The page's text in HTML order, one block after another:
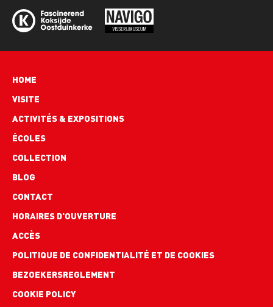
Hoofdnavigatie
HOME
VISITE
ACTIVITÉS & EXPOSITIONS
ÉCOLES
COLLECTION
BLOG
Footer
links
CONTACT
HORAIRES D'OUVERTURE
ACCÈS
POLITIQUE DE CONFIDENTIALITÉ ET DE COOKIES
BEZOEKERSREGLEMENT
COOKIE POLICY